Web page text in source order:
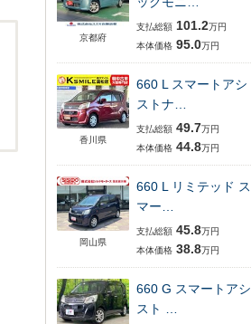
京都府
支払総額 101.2万円
本体価格 95.0万円
香川県
660 L スマートアシ
ストナ…
支払総額 49.7万円
本体価格 44.8万円
岡山県
660 L リミテッド ス
マー…
支払総額 45.8万円
本体価格 38.8万円
660 G スマートアシ
スト …